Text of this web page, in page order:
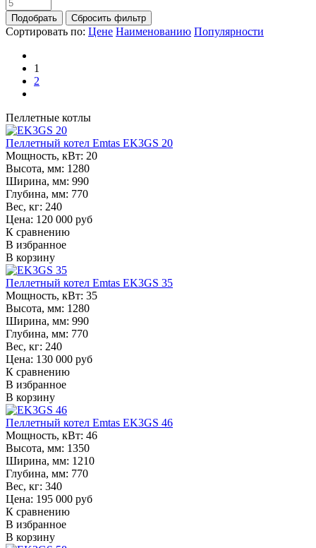
Сортировать по: Цене Наименованию Популярности
1
2
Пеллетные котлы
Пеллетный котел Emtas EK3GS 20
Мощность, кВт: 20
Высота, мм: 1280
Ширина, мм: 990
Глубина, мм: 770
Вес, кг: 240
Цена: 120 000 руб
К сравнению
В избранное
В корзину
Пеллетный котел Emtas EK3GS 35
Мощность, кВт: 35
Высота, мм: 1280
Ширина, мм: 990
Глубина, мм: 770
Вес, кг: 240
Цена: 130 000 руб
К сравнению
В избранное
В корзину
Пеллетный котел Emtas EK3GS 46
Мощность, кВт: 46
Высота, мм: 1350
Ширина, мм: 1210
Глубина, мм: 770
Вес, кг: 340
Цена: 195 000 руб
К сравнению
В избранное
В корзину